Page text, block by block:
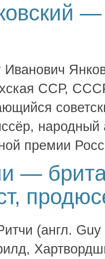
—
Иванович
ССР,
премии
—
(англ.